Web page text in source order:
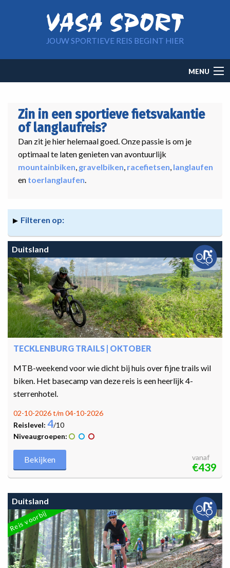
JOUW SPORTIEVE REIS BEGINT HIER
navigation
MENU
Zin in een sportieve fietsvakantie
of langlaufreis?
Dan zit je hier helemaal goed. Onze passie is om je
optimaal te laten genieten van avontuurlijk
mountainbiken, gravelbiken, racefietsen, langlaufen
en toerlanglaufen.
Filteren op:
Duitsland
TECKLENBURG TRAILS | OKTOBER
MTB-weekend voor wie dicht bij huis over fijne trails wil
biken. Het basecamp van deze reis is een heerlijk 4-
sterrenhotel.
02-10-2026 t/m 04-10-2026
Reislevel: 4/10
Niveaugroepen:
Bekijken vanaf
€439
Duitsland
Reis voorbij